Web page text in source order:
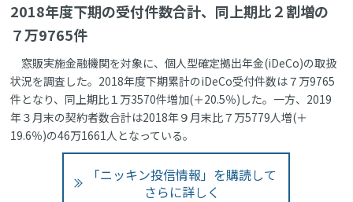
2018年度下期の受付件数合計、同上期比２割増の
７万9765件
窓販実施金融機関を対象に、個人型確定拠出年金(iDeCo)の取扱
状況を調査した。2018年度下期累計のiDeCo受付件数は７万9765
件となり、同上期比１万3570件増加(＋20.5％)した。一方、2019
年３月末の契約者数合計は2018年９月末比７万5779人増(＋
19.6％)の46万1661人となっている。
「ニッキン投信情報」を購読して
さらに詳しく